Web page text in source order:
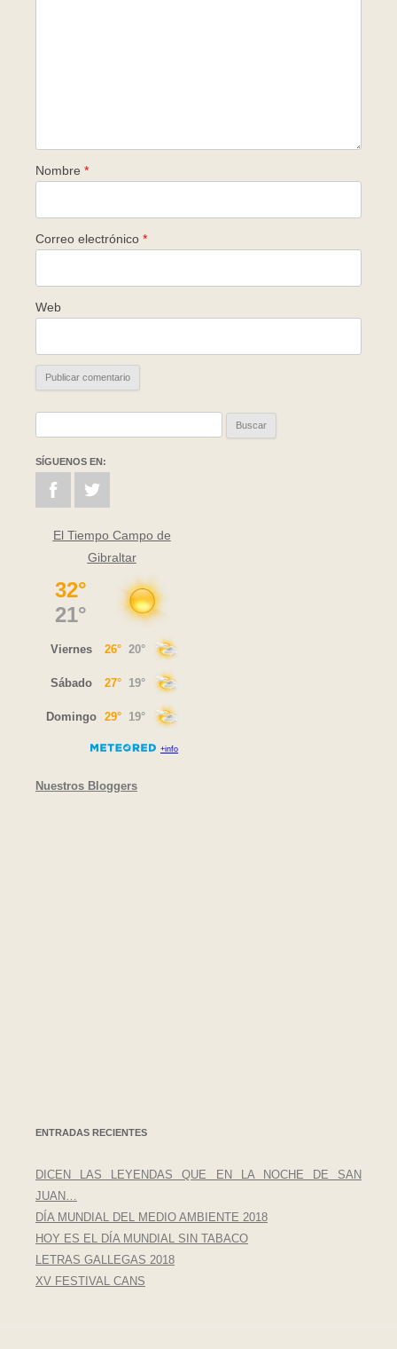
Nombre *
Correo electrónico *
Web
SÍGUENOS EN:
El Tiempo Campo de
Gibraltar
Nuestros Bloggers
ENTRADAS RECIENTES
DICEN LAS LEYENDAS QUE EN LA NOCHE DE SAN
JUAN…
DÍA MUNDIAL DEL MEDIO AMBIENTE 2018
HOY ES EL DÍA MUNDIAL SIN TABACO
LETRAS GALLEGAS 2018
XV FESTIVAL CANS